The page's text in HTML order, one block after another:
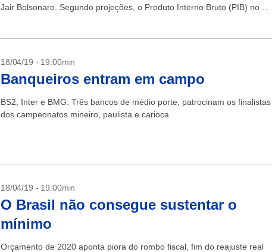
Jair Bolsonaro. Segundo projeções, o Produto Interno Bruto (PIB) no
18/04/19 - 19:00min
Banqueiros entram em campo
BS2, Inter e BMG. Três bancos de médio porte, patrocinam os finalistas
dos campeonatos mineiro, paulista e carioca
18/04/19 - 19:00min
O Brasil não consegue sustentar o
mínimo
Orçamento de 2020 aponta piora do rombo fiscal, fim do reajuste real